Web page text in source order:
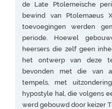
de Late Ptolemeïsche
bewind van Ptolemaeus
toevoegingen werden
periode. Hoewel
heersers die zelf geen
het ontwerp van deze
bevonden met die van
tempels, met
hypostyle hal, die volgens
werd gebouwd door keizer